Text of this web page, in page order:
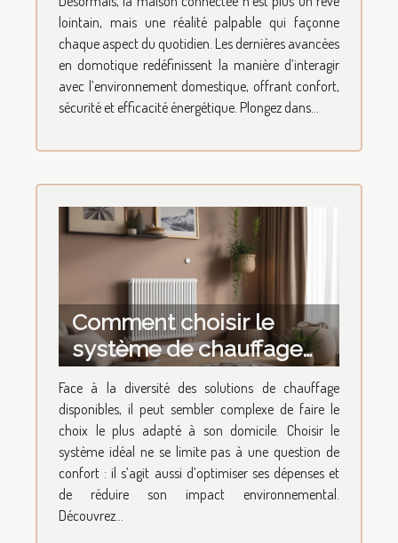
transforment-elles votre
quotidien ?
lointain, mais une réalité palpable qui façonne
chaque aspect du quotidien. Les dernières avancées
en domotique redéfinissent la manière d’interagir
avec l’environnement domestique, offrant confort,
sécurité et efficacité énergétique. Plongez dans...
Comment choisir le
système de chauffage
idéal pour votre domicile
?
Face à la diversité des solutions de chauffage
disponibles, il peut sembler complexe de faire le
choix le plus adapté à son domicile. Choisir le
système idéal ne se limite pas à une question de
confort : il s’agit aussi d’optimiser ses dépenses et
de réduire son impact environnemental.
Découvrez...